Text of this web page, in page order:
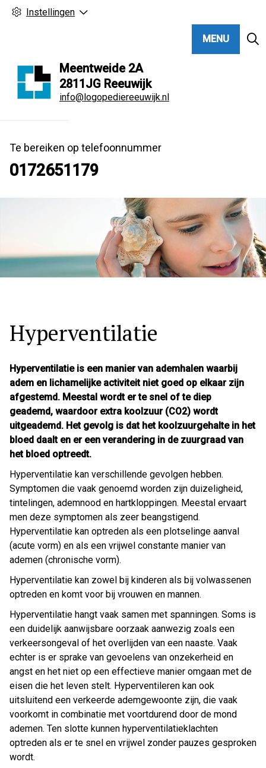
Instellingen
Meentweide 2A
2811JG Reeuwijk
info@logopediereeuwijk.nl
Te bereiken op telefoonnummer
0172651179
MENU
Hyperventilatie
Hyperventilatie is een manier van ademhalen waarbij
adem en lichamelijke activiteit niet goed op elkaar zijn
afgestemd. Meestal wordt er te snel of te diep
geademd, waardoor extra koolzuur (CO2) wordt
uitgeademd. Het gevolg is dat het koolzuurgehalte in het
bloed daalt en er een verandering in de zuurgraad van
het bloed optreedt.
Hyperventilatie kan verschillende gevolgen hebben.
Symptomen die vaak genoemd worden zijn duizeligheid,
tintelingen, ademnood en hartkloppingen. Meestal ervaart
men deze symptomen als zeer beangstigend.
Hyperventilatie kan optreden als een plotselinge aanval
(acute vorm) en als een vrijwel constante manier van
ademen (chronische vorm).
Hyperventilatie kan zowel bij kinderen als bij volwassenen
optreden en komt voor bij vrouwen en mannen.
Hyperventilatie hangt vaak samen met spanningen. Soms is
een duidelijk aanwijsbare oorzaak aanwezig zoals een
verkeersongeval of het overlijden van een naaste. Vaak
echter is er sprake van gevoelens van onzekerheid en
angst en het niet op een effectieve manier omgaan met de
eisen die het leven stelt. Hyperventileren kan ook
uitsluitend een verkeerde ademgewoonte zijn, die vaak
voorkomt in combinatie met voortdurend door de mond
ademen. Ten slotte kunnen hyperventilatieklachten
optreden als er te snel en vrijwel zonder pauzes gesproken
wordt.